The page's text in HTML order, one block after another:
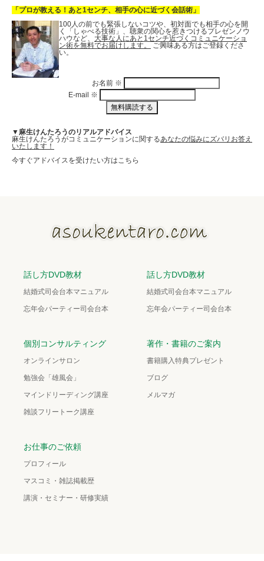
「プロが教える！あと1センチ、相手の心に近づく会話術」
100人の前でも緊張しないコツや、初対面でも相手の心を開
く「しゃべる技術」、聴衆の関心を惹きつけるプレゼンノウ
ハウなど、 大事な人にあと1センチ近づくコミュニケーショ
ン術を無料でお届けします。
ご興味ある方はご登録くださ
い。
お名前 ※
E-mail ※
▼麻生けんたろうのリアルアドバイス
麻生けんたろうがコミュニケーションに関するあなたの悩みにズバリお答え
いたします！
今すぐアドバイスを受けたい方はこちら
話し方DVD教材
結婚式司会台本マニュアル
忘年会パーティー司会台本
話し方DVD教材
結婚式司会台本マニュアル
忘年会パーティー司会台本
個別コンサルティング
オンラインサロン
勉強会「雄風会」
マインドリーディング講座
雑談フリートーク講座
著作・書籍のご案内
書籍購入特典プレゼント
ブログ
メルマガ
お仕事のご依頼
プロフィール
マスコミ・雑誌掲載歴
講演・セミナー・研修実績